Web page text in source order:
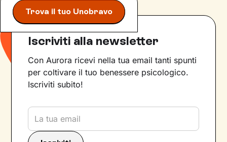
Trova il tuo Unobravo
Iscriviti alla newsletter
Con Aurora ricevi nella tua email tanti spunti
per coltivare il tuo benessere psicologico.
Iscriviti subito!